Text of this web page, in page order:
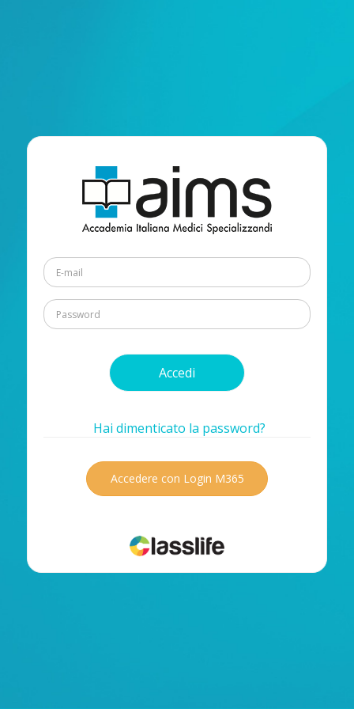
Hai dimenticato la password?
Accedere con Login M365